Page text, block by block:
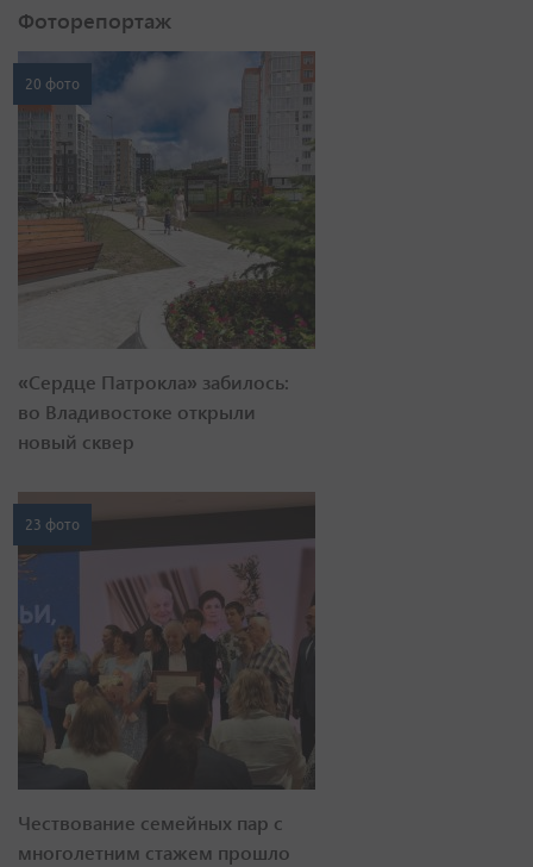
Фоторепортаж
20 фото
«Сердце Патрокла» забилось:
во Владивостоке открыли
новый сквер
23 фото
Чествование семейных пар с
многолетним стажем прошло